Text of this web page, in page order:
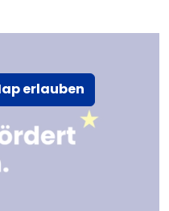
erlauben